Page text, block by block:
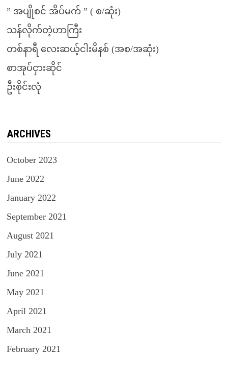
” အပျိုစင် အိပ်မက် ” ( စ/ဆုံး)
သန်လိုက်တဲ့ဟာကြီး
တစ်နာရီ လေးဆယ့်ငါးမိနစ် (အစ/အဆုံး)
စာအုပ်ငှားဆိုင်
ဦးစိုင်းလုံ
ARCHIVES
October 2023
June 2022
January 2022
September 2021
August 2021
July 2021
June 2021
May 2021
April 2021
March 2021
February 2021